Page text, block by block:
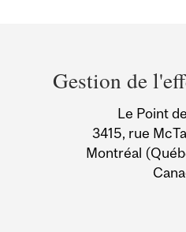
and
University
Information
Gestion de
Le Point
3415, rue
Montréal